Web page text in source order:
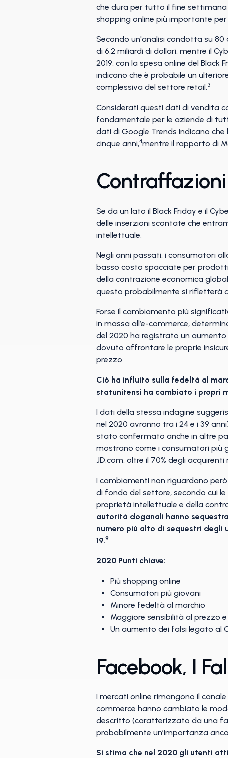
che dura per tutto il fine settimana
shopping online più importante per
Secondo un'analisi condotta su 80
di 6,2 miliardi di dollari, mentre il
2019, con la spesa online del Black
indicano che è probabile un
complessiva del settore retail.3
Considerati questi dati di vendita
fondamentale per le aziende di
dati di Google Trends indicano
cinque anni,4mentre il rapporto di
Se da un lato il Black Friday e il
delle inserzioni scontate che
intellettuale.
Negli anni passati, i consumatori
basso costo spacciate per prodotti
della contrazione economica
questo probabilmente si rifletterà
Forse il cambiamento più
in massa all’e-commerce,
del 2020 ha registrato un aumento
dovuto affrontare le proprie
prezzo.
Ciò ha influito sulla fedeltà al
statunitensi ha cambiato i propri
I dati della stessa indagine
nel 2020 avranno tra i 24 e i 39
stato confermato anche in altre
mostrano come i consumatori più
JD.com, oltre il 70% degli
I cambiamenti non riguardano
di fondo del settore, secondo cui
proprietà intellettuale e della
autorità doganali hanno
numero più alto di sequestri degli
19.9
2020 Punti chiave:
Più shopping online
Consumatori più giovani
Minore fedeltà al marchio
Maggiore sensibilità al prezzo
Un aumento dei falsi legato al
Facebook, I
I mercati online rimangono il
commerce hanno cambiato le
descritto (caratterizzato da una
probabilmente un’importanza
Si stima che nel 2020 gli utenti